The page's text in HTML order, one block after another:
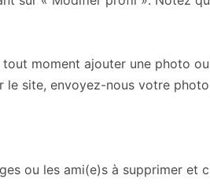
moment ajouter une photo
le site, envoyez-nous votre
ou les ami(e)s à supprimer et